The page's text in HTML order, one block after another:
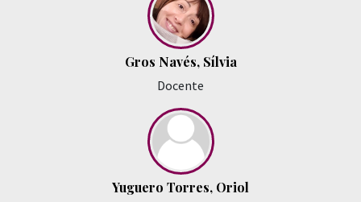
Gros Navés, Sílvia
Docente
Yuguero Torres, Oriol